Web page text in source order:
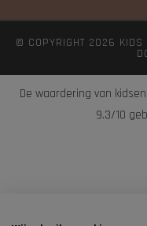
© COPYRIGHT 2026 KIDS
De waardering van
9.3/10